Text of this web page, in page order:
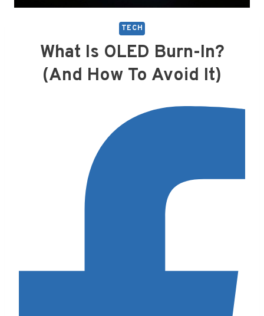
TECH
What Is OLED Burn-In?
(And How To Avoid It)